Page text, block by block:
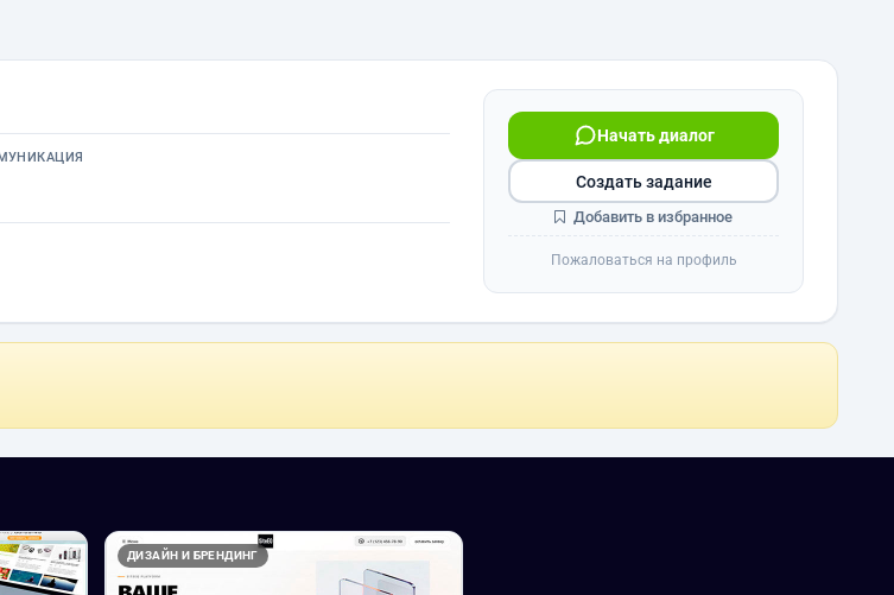
Начать диалог
Создать задание
Добавить в избранное
Пожаловаться на профиль
ДИЗАЙН И БРЕНДИНГ